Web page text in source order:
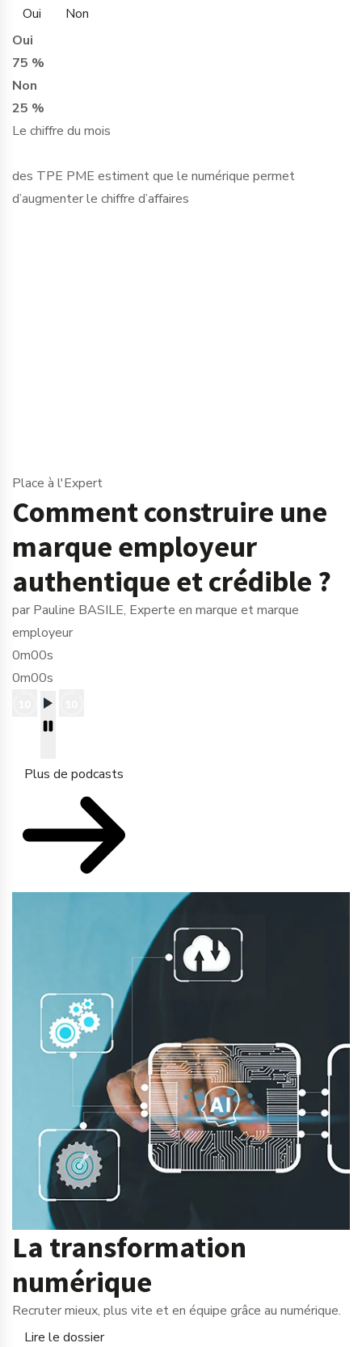
Oui
Non
Oui
75 %
Non
25 %
Le chiffre du mois
des TPE PME estiment que le numérique permet
d’augmenter le chiffre d’affaires
Place à l'Expert
Comment construire une
marque employeur
authentique et crédible ?
par Pauline BASILE, Experte en marque et marque
employeur
0m00s
0m00s
Plus de podcasts
La transformation
numérique
Recruter mieux, plus vite et en équipe grâce au numérique.
Lire le dossier